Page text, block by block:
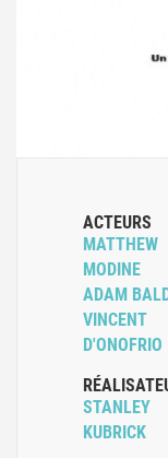
ACTEURS
MATTHEW
MODINE
ADAM
VINCENT
D'ONOFRIO
STANLEY
KUBRICK